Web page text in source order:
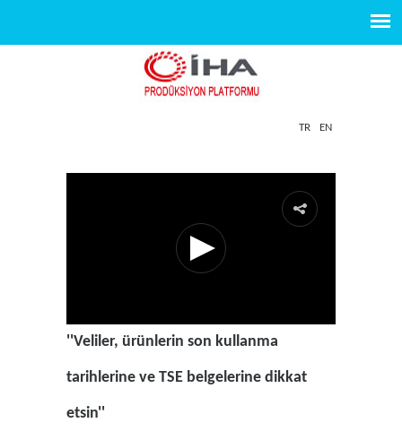
TR EN
''Veliler, ürünlerin son kullanma
tarihlerine ve TSE belgelerine dikkat
etsin''